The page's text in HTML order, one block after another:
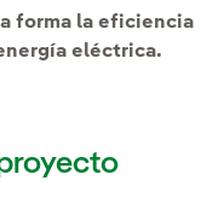
forma la eficiencia
eléctrica.